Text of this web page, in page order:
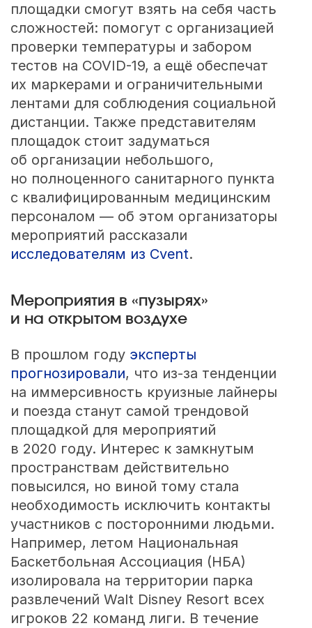
площадки смогут взять на себя часть
сложностей: помогут с организацией
проверки температуры и забором
тестов на COVID-19, а ещё обеспечат
их маркерами и ограничительными
лентами для соблюдения социальной
дистанции. Также представителям
площадок стоит задуматься
об организации небольшого,
но полноценного санитарного пункта
с квалифицированным медицинским
персоналом — об этом организаторы
мероприятий рассказали
исследователям из Cvent.
Мероприятия в «пузырях»
и на открытом воздухе
В прошлом году эксперты
прогнозировали, что из-за тенденции
на иммерсивность круизные лайнеры
и поезда станут самой трендовой
площадкой для мероприятий
в 2020 году. Интерес к замкнутым
пространствам действительно
повысился, но виной тому стала
необходимость исключить контакты
участников с посторонними людьми.
Например, летом Национальная
Баскетбольная Ассоциация (НБА)
изолировала на территории парка
развлечений Walt Disney Resort всех
игроков 22 команд лиги. В течение